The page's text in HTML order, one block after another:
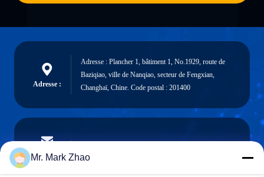
Adresse :
Adresse : Plancher 1, bâtiment 1, No.1929, route de
Baziqiao, ville de Nanqiao, secteur de Fengxian,
Changhaï, Chine. Code postal : 201400
Email
Mr. Mark Zhao